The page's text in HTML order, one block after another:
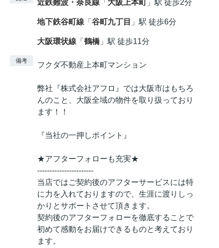
近鉄難波・奈良線 「 大阪上本町 」駅 徒歩2分
地下鉄谷町線 「 谷町九丁目 」駅 徒歩6分
大阪環状線 「 鶴橋」駅 徒歩11分
備考 フクダ不動産上本町マンション
弊社『株式会社アフロ』では大阪市はもちろ
んのこと、大阪全域の物件を取り扱っており
ます！！
『当社の一押しポイント』
★アフターフォローも充実★
-----------------------
当店ではご契約後のアフターサービスには特
に力を入れておりますので、生涯に渡りしっ
かりとサポートさせて頂きます。
契約後のアフターフォローを徹底することで
初めて感動をお届けできるものと考えており
ます。